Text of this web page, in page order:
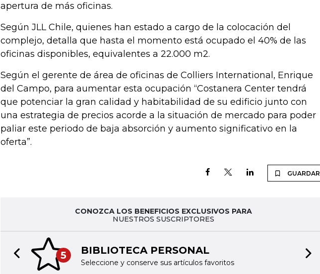
apertura de más oficinas.
Según JLL Chile, quienes han estado a cargo de la colocación del
complejo, detalla que hasta el momento está ocupado el 40% de las
oficinas disponibles, equivalentes a 22.000 m2.
Según el gerente de área de oficinas de Colliers International, Enrique
del Campo, para aumentar esta ocupación “Costanera Center tendrá
que potenciar la gran calidad y habitabilidad de su edificio junto con
una estrategia de precios acorde a la situación de mercado para poder
paliar este periodo de baja absorción y aumento significativo en la
oferta”.
GUARDAR
CONOZCA LOS BENEFICIOS EXCLUSIVOS PARA
NUESTROS SUSCRIPTORES
5 BIBLIOTECA PERSONAL
Seleccione y conserve sus artículos favoritos
Previous slide